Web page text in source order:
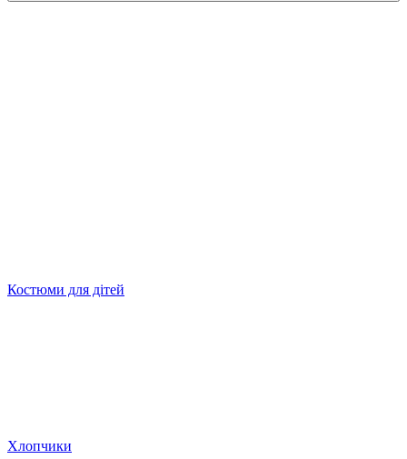
Костюми для дітей
Хлопчики